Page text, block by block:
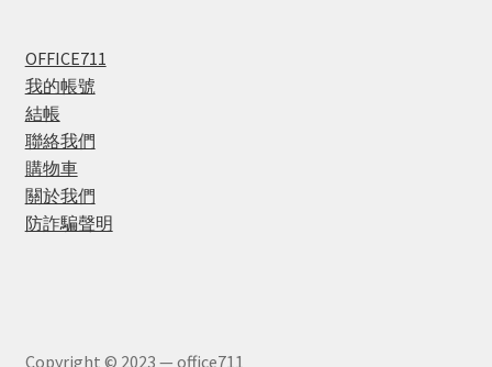
OFFICE711
我的帳號
結帳
聯絡我們
購物車
關於我們
防詐騙聲明
Copyright © 2023 — office711